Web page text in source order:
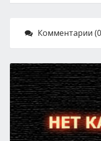
Комментарии